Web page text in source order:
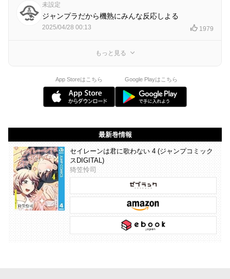
未設定
ジャンプラだから機熟にみんな反応しよる
2025/04/28 00:13 1979
もっと見る
App Storeはこちら Google Playはこちら
最新巻情報
セイレーンは君に歌わない 4 (ジャンプコミック
スDIGITAL)
猗笠怜司